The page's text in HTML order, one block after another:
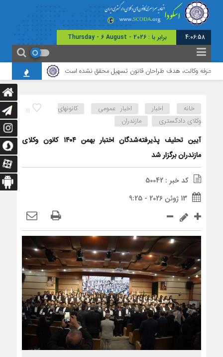
4:06:58 برابر با : Thursday - 6 August - 2026
وکالت، هدف طراحان قانون تسهیل محقق نشده است برگزاری نشست
11 خانه اخبار اخبار عمومی
کانونهای
وکلای دادگستری
مازندران
آیین تحلیف پذیرفته‌‎شدگان اختبار بهمن ۱۴۰۴ کانون وکلای
مازندران برگزار شد
کد خبر : 50042
13 ژوئن 2026 - 9:25